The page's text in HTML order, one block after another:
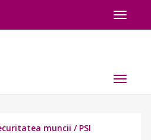
Toggle
Toggle
muncii / PSI